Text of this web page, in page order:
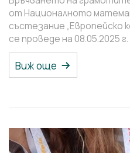
от Националното
състезание „Европейско
се проведе на 08.05.2025
Виж още